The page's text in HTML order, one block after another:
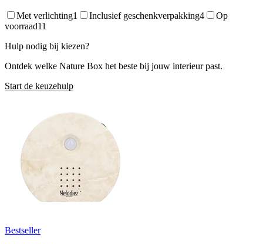
Met verlichting1 Inclusief geschenkverpakking4
Op
voorraad11
Hulp nodig bij kiezen?
Ontdek welke Nature Box het beste bij jouw interieur past.
Start de keuzehulp
Bestseller